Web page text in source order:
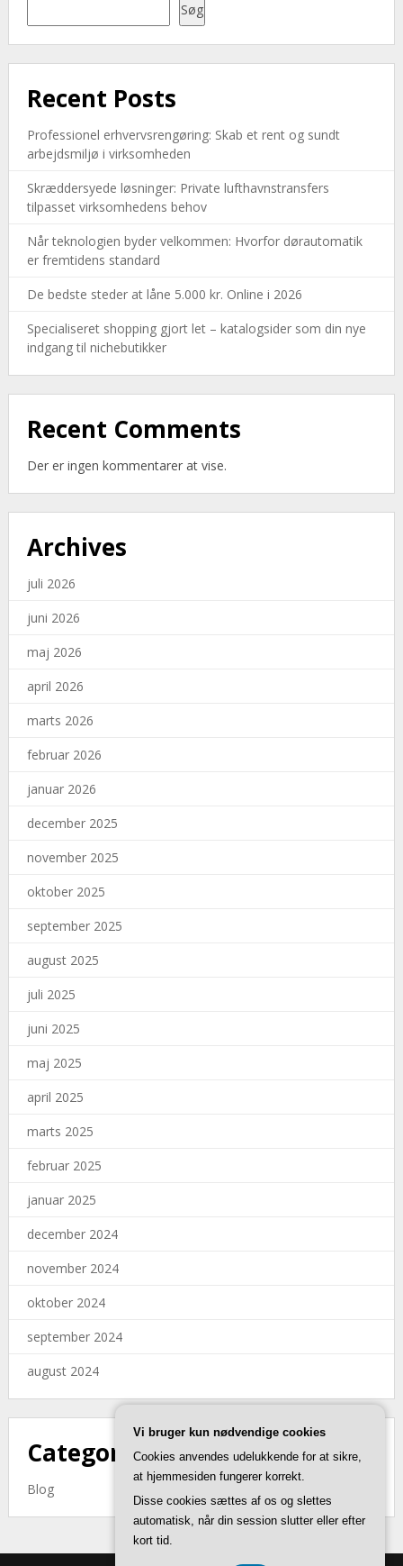
Søg
Recent Posts
Professionel erhvervsrengøring: Skab et rent og sundt
arbejdsmiljø i virksomheden
Skræddersyede løsninger: Private lufthavnstransfers
tilpasset virksomhedens behov
Når teknologien byder velkommen: Hvorfor dørautomatik
er fremtidens standard
De bedste steder at låne 5.000 kr. Online i 2026
Specialiseret shopping gjort let – katalogsider som din nye
indgang til nichebutikker
Recent Comments
Der er ingen kommentarer at vise.
Archives
juli 2026
juni 2026
maj 2026
april 2026
marts 2026
februar 2026
januar 2026
december 2025
november 2025
oktober 2025
september 2025
august 2025
juli 2025
juni 2025
maj 2025
april 2025
marts 2025
februar 2025
januar 2025
december 2024
november 2024
oktober 2024
september 2024
august 2024
Categories
Blog
Vi bruger kun nødvendige cookies
Cookies anvendes udelukkende for at sikre,
at hjemmesiden fungerer korrekt.
Disse cookies sættes af os og slettes
automatisk, når din session slutter eller efter
kort tid.